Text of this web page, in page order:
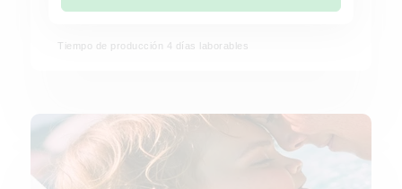
Tiempo de producción 4 días laborables